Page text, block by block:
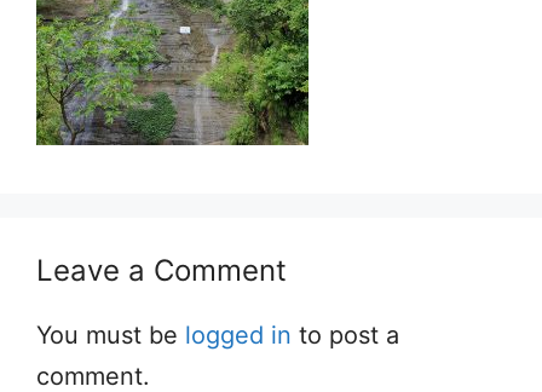
Leave a Comment
You must be logged in to post a
comment.